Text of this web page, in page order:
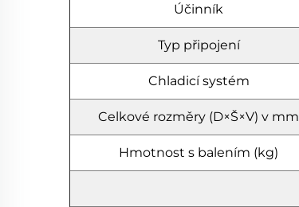
Účinník
Typ připojení
Chladicí systém
Celkové rozměry (D×Š×V) v mm
Hmotnost s balením (kg)